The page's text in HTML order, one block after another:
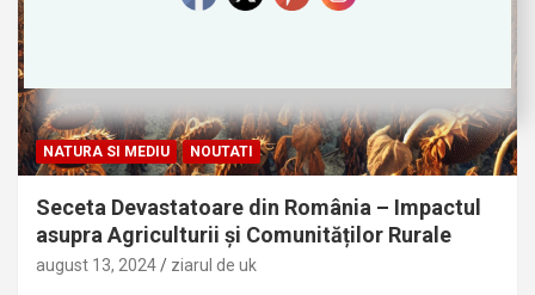
NATURA SI MEDIU NOUTATI
Seceta Devastatoare din România – Impactul
asupra Agriculturii și Comunităților Rurale
august 13, 2024 ziarul de uk